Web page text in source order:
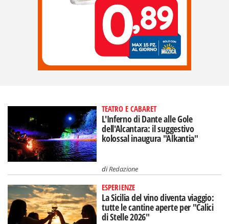
TEATRO E CABARET
L'Inferno di Dante alle Gole
dell'Alcantara: il suggestivo
kolossal inaugura "Alkantia"
diRedazione
ESPERIENZE
La Sicilia del vino diventa viaggio:
tutte le cantine aperte per "Calici
di Stelle 2026"